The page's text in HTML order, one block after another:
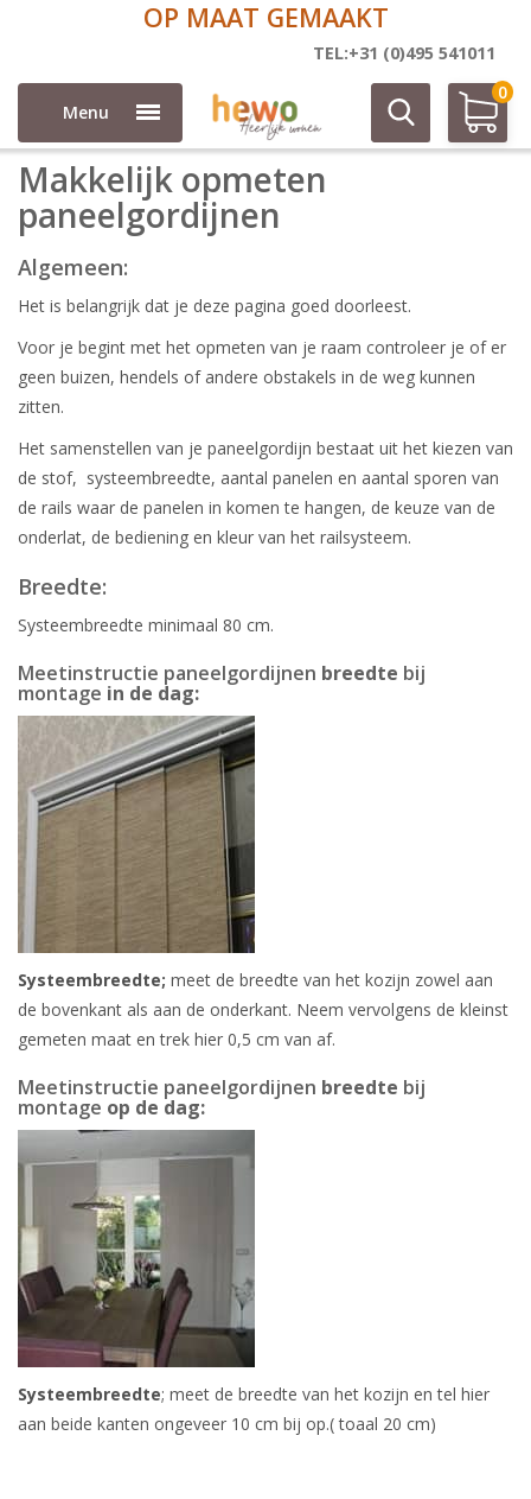
OP MAAT GEMAAKT
TEL:+31 (0)495 541011
Menu
0
Meetinstructie paneelgordijnen
Makkelijk opmeten
paneelgordijnen
Algemeen:
Het is belangrijk dat je deze pagina goed doorleest.
Voor je begint met het opmeten van je raam controleer je of er
geen buizen, hendels of andere obstakels in de weg kunnen
zitten.
Het samenstellen van je paneelgordijn bestaat uit het kiezen van
de stof, systeembreedte, aantal panelen en aantal sporen van
de rails waar de panelen in komen te hangen, de keuze van de
onderlat, de bediening en kleur van het railsysteem.
Breedte:
Systeembreedte minimaal 80 cm.
Meetinstructie paneelgordijnen breedte bij
montage in de dag:
Systeembreedte; meet de breedte van het kozijn zowel aan
de bovenkant als aan de onderkant. Neem vervolgens de kleinst
gemeten maat en trek hier 0,5 cm van af.
Meetinstructie paneelgordijnen breedte bij
montage op de dag:
Systeembreedte; meet de breedte van het kozijn en tel hier
aan beide kanten ongeveer 10 cm bij op.( toaal 20 cm)